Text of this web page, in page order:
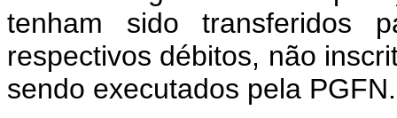
tenham sido transferidos
respectivos débitos, não
sendo executados pela